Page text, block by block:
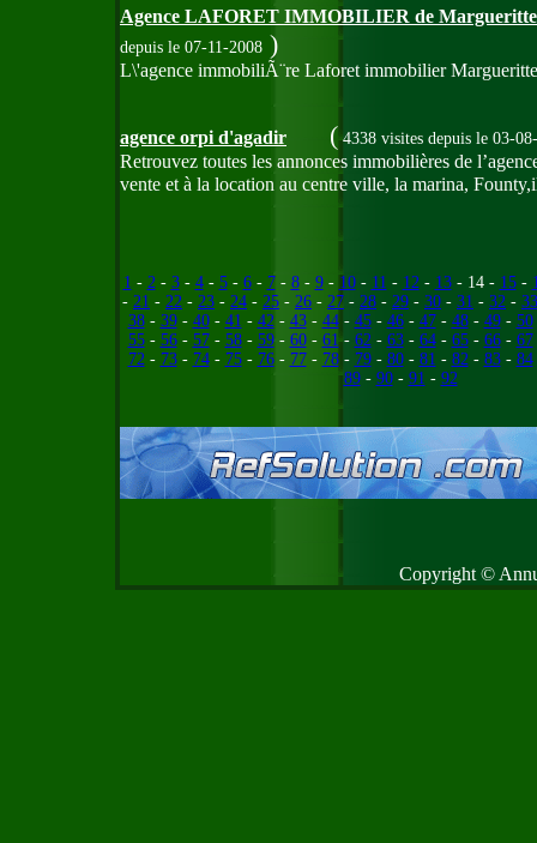
Agence LAFORET IMMOBILIER de
depuis le 07-11-2008 )
L\'agence immobiliÃ¨re Laforet immobilier
agence orpi d'agadir (4338 visites depuis le 03-
Retrouvez toutes les annonces immobilières de
vente et à la location au centre ville, la marina,
1 - 2- 3- 4- 5- 6- 7- 8- 9- 10- 11 - 12- 13- 14 - 15-
- 21 - 22 - 23 - 24 - 25 - 26 - 27 - 28 - 29 - 30 - 31 - 32 - 33
38- 39- 40- 41 - 42- 43- 44- 45- 46- 47- 48- 49- 50
55- 56- 57- 58- 59- 60- 61- 62- 63- 64- 65- 66- 67
72- 73- 74- 75- 76- 77- 78- 79- 80- 81 - 82- 83- 84
89- 90- 91 - 92
Copyright ©